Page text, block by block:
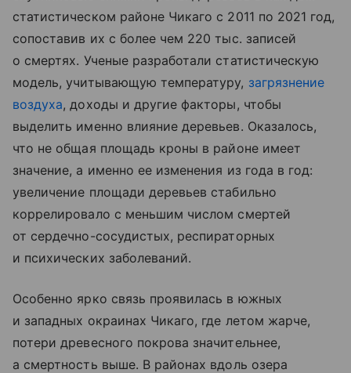
статистическом районе Чикаго с 2011 по 2021 год,
сопоставив их с более чем 220 тыс. записей
о смертях. Ученые разработали статистическую
модель, учитывающую температуру, загрязнение
воздуха, доходы и другие факторы, чтобы
выделить именно влияние деревьев. Оказалось,
что не общая площадь кроны в районе имеет
значение, а именно ее изменения из года в год:
увеличение площади деревьев стабильно
коррелировало с меньшим числом смертей
от сердечно-сосудистых, респираторных
и психических заболеваний.
Особенно ярко связь проявилась в южных
и западных окраинах Чикаго, где летом жарче,
потери древесного покрова значительнее,
а смертность выше. В районах вдоль озера